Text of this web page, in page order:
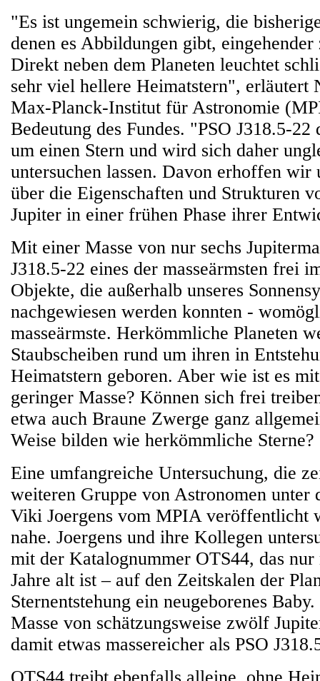
"Es ist ungemein schwierig, die
denen es Abbildungen gibt, eingehender
Direkt neben dem Planeten leuchtet
sehr viel hellere Heimatstern", erläutert
Max-Planck-Institut für Astronomie
Bedeutung des Fundes. "PSO J318.5-
um einen Stern und wird sich daher
untersuchen lassen. Davon erhoffen wir
über die Eigenschaften und Strukturen
Jupiter in einer frühen Phase ihrer
Mit einer Masse von nur sechs
J318.5-22 eines der masseärmsten frei
Objekte, die außerhalb unseres
nachgewiesen werden konnten -
masseärmste. Herkömmliche Planeten
Staubscheiben rund um ihren in
Heimatstern geboren. Aber wie ist es
geringer Masse? Können sich frei
etwa auch Braune Zwerge ganz
Weise bilden wie herkömmliche Sterne?
Eine umfangreiche Untersuchung, die
weiteren Gruppe von Astronomen unter
Viki Joergens vom MPIA veröffentlicht
nahe. Joergens und ihre Kollegen
mit der Katalognummer OTS44, das
Jahre alt ist – auf den Zeitskalen der
Sternentstehung ein neugeborenes
Masse von schätzungsweise zwölf
damit etwas massereicher als PSO